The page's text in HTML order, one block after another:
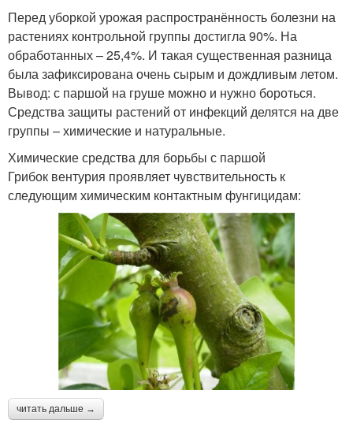
Перед уборкой урожая распространённость болезни на
растениях контрольной группы достигла 90%. На
обработанных – 25,4%. И такая существенная разница
была зафиксирована очень сырым и дождливым летом.
Вывод: с паршой на груше можно и нужно бороться.
Средства защиты растений от инфекций делятся на две
группы – химические и натуральные.
Химические средства для борьбы с паршой
Грибок вентурия проявляет чувствительность к
следующим химическим контактным фунгицидам:
читать дальше →